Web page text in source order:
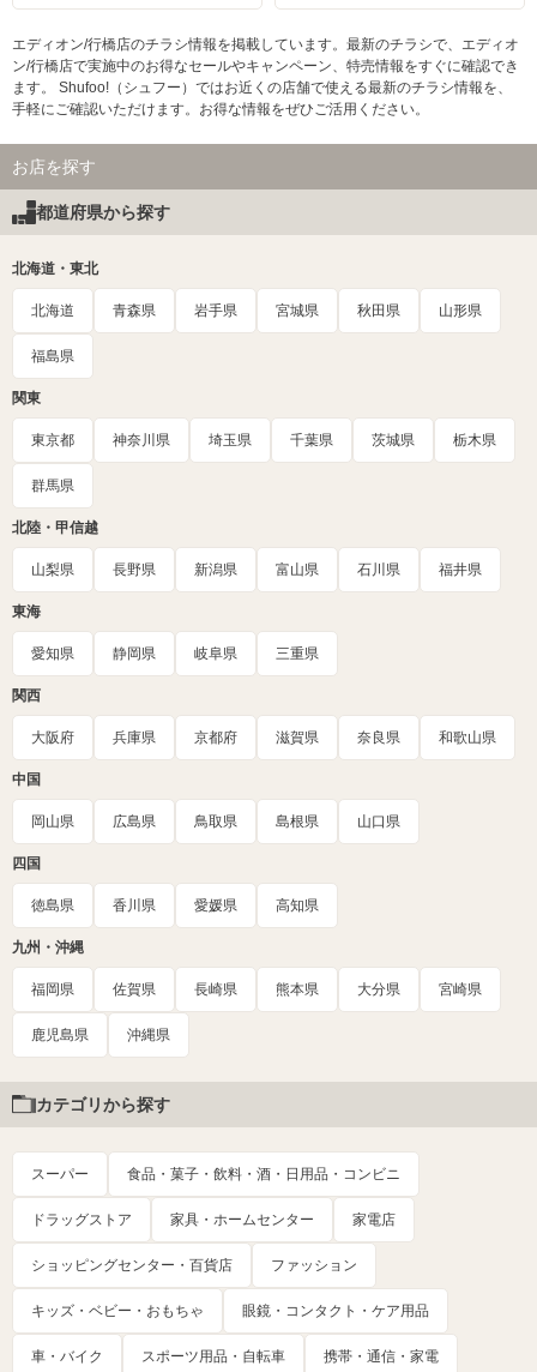
エディオン/行橋店のチラシ情報を掲載しています。最新のチラシで、エディオ
ン/行橋店で実施中のお得なセールやキャンペーン、特売情報をすぐに確認でき
ます。 Shufoo!（シュフー）ではお近くの店舗で使える最新のチラシ情報を、
手軽にご確認いただけます。お得な情報をぜひご活用ください。
お店を探す
都道府県から探す
北海道・東北
北海道 青森県 岩手県 宮城県 秋田県 山形県
福島県
関東
東京都 神奈川県 埼玉県 千葉県 茨城県 栃木県
群馬県
北陸・甲信越
山梨県 長野県 新潟県 富山県 石川県 福井県
東海
愛知県 静岡県 岐阜県 三重県
関西
大阪府 兵庫県 京都府 滋賀県 奈良県 和歌山県
中国
岡山県 広島県 鳥取県 島根県 山口県
四国
徳島県 香川県 愛媛県 高知県
九州・沖縄
福岡県 佐賀県 長崎県 熊本県 大分県 宮崎県
鹿児島県 沖縄県
カテゴリから探す
スーパー 食品・菓子・飲料・酒・日用品・コンビニ
ドラッグストア 家具・ホームセンター 家電店
ショッピングセンター・百貨店 ファッション
キッズ・ベビー・おもちゃ 眼鏡・コンタクト・ケア用品
車・バイク スポーツ用品・自転車 携帯・通信・家電